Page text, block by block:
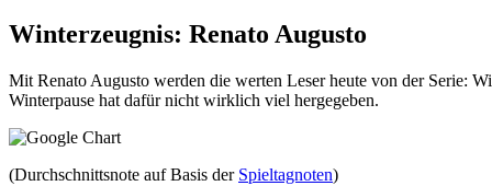
Winterzeugnis: Renato Augusto
Mit Renato Augusto werden die werten Leser heute von der Serie:
Winterpause hat dafür nicht wirklich viel hergegeben.
(Durchschnittsnote auf Basis der Spieltagnoten)